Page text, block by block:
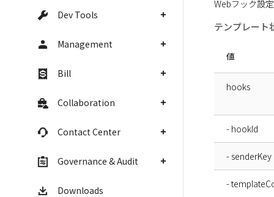
Dev Tools
Management
Bill
Collaboration
Contact Center
Governance & Audit
Downloads
テンプレート
値
hooks
- hookId
- senderKey
-